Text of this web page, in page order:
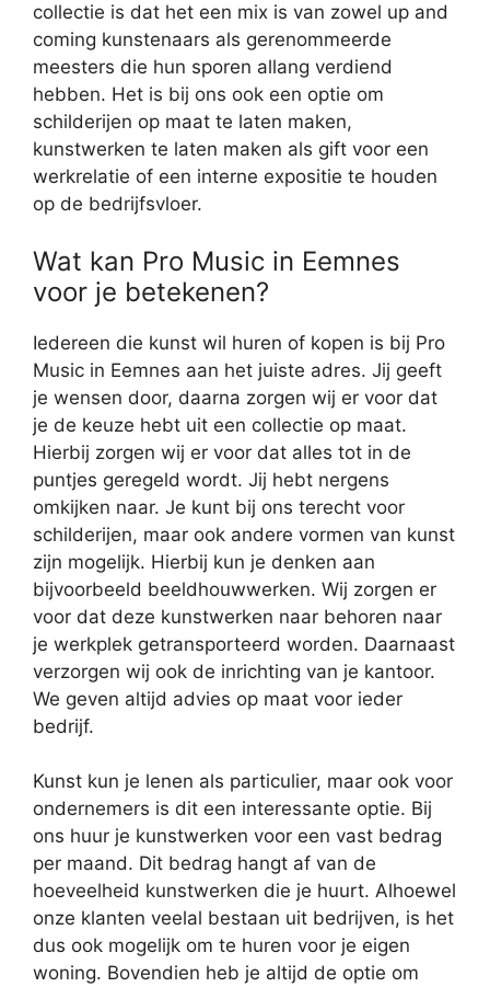
collectie is dat het een mix is van zowel up and
coming kunstenaars als gerenommeerde
meesters die hun sporen allang verdiend
hebben. Het is bij ons ook een optie om
schilderijen op maat te laten maken,
kunstwerken te laten maken als gift voor een
werkrelatie of een interne expositie te houden
op de bedrijfsvloer.
Wat kan Pro Music in Eemnes
voor je betekenen?
Iedereen die kunst wil huren of kopen is bij Pro
Music in Eemnes aan het juiste adres. Jij geeft
je wensen door, daarna zorgen wij er voor dat
je de keuze hebt uit een collectie op maat.
Hierbij zorgen wij er voor dat alles tot in de
puntjes geregeld wordt. Jij hebt nergens
omkijken naar. Je kunt bij ons terecht voor
schilderijen, maar ook andere vormen van kunst
zijn mogelijk. Hierbij kun je denken aan
bijvoorbeeld beeldhouwwerken. Wij zorgen er
voor dat deze kunstwerken naar behoren naar
je werkplek getransporteerd worden. Daarnaast
verzorgen wij ook de inrichting van je kantoor.
We geven altijd advies op maat voor ieder
bedrijf.
Kunst kun je lenen als particulier, maar ook voor
ondernemers is dit een interessante optie. Bij
ons huur je kunstwerken voor een vast bedrag
per maand. Dit bedrag hangt af van de
hoeveelheid kunstwerken die je huurt. Alhoewel
onze klanten veelal bestaan uit bedrijven, is het
dus ook mogelijk om te huren voor je eigen
woning. Bovendien heb je altijd de optie om